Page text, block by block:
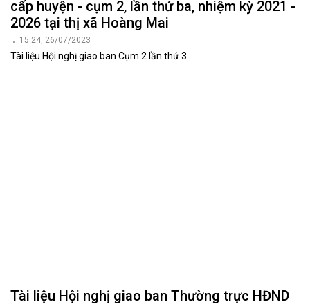
cấp huyện - cụm 2, lần thứ ba, nhiệm kỳ 2021 -
2026 tại thị xã Hoàng Mai
15:24, 26/07/2023
Tài liệu Hội nghị giao ban Cụm 2 lần thứ 3
Tài liệu Hội nghị giao ban Thường trực HĐND